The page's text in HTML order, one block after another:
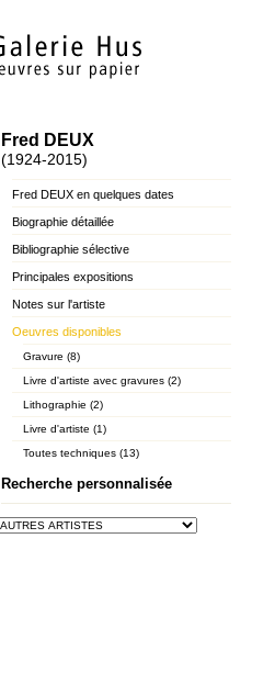
Fred DEUX
(1924-2015)
Fred DEUX en quelques dates
Biographie détaillée
Bibliographie sélective
Principales expositions
Notes sur l'artiste
Oeuvres disponibles
Gravure (8)
Livre d'artiste avec gravures (2)
Lithographie (2)
Livre d'artiste (1)
Toutes techniques (13)
Recherche personnalisée